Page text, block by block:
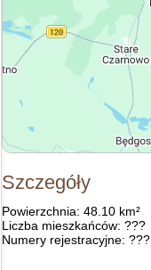
Szczegóły
Powierzchnia: 48.10 km²
Liczba mieszkańców: ???
Numery rejestracyjne: ???